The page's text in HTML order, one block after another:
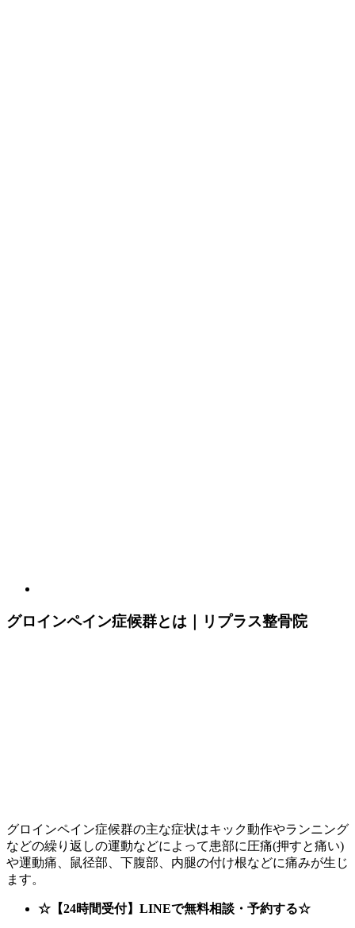
グロインペイン症候群とは｜リプラス整骨院
グロインペイン症候群の主な症状はキック動作やランニング
などの繰り返しの運動などによって患部に圧痛(押すと痛い)
や運動痛、鼠径部、下腹部、内腿の付け根などに痛みが生じ
ます。
☆【24時間受付】LINEで無料相談・予約する☆